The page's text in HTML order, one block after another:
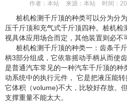
作者： 本站 来源： 本站 时间：
桩机检测千斤顶的种类可以分为分
压千斤顶和充气式千斤顶四种。桩机
视具体应用场合而定，其他装置则必不
桩机检测千斤顶的种类一：齿条千
柄3部分组成，它依靠摇动手柄从而使
是普通汽车常见的一种汽车千斤顶的种
动系统中的执行元件， 它是把液压能转
它体积（volume)不大，比较好存放。
支撑重量不能太大。